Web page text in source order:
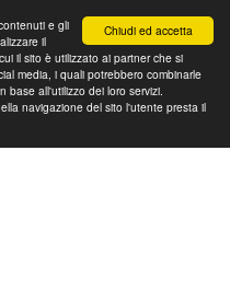
Chiudi ed accetta
e gli
il
il sito è utilizzato ai partner che si
media, i quali potrebbero combinarle
base all'utilizzo dei loro servizi.
navigazione del sito l'utente presta il